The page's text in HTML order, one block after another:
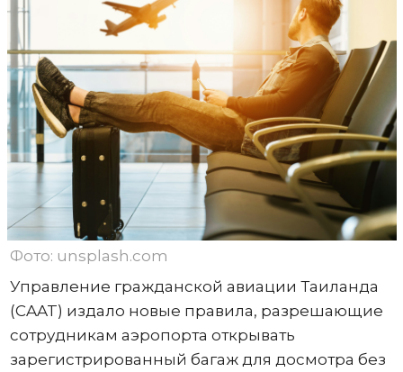
Фото: unsplash.com
Управление гражданской авиации Таиланда
(CAAT) издало новые правила, разрешающие
сотрудникам аэропорта открывать
зарегистрированный багаж для досмотра без